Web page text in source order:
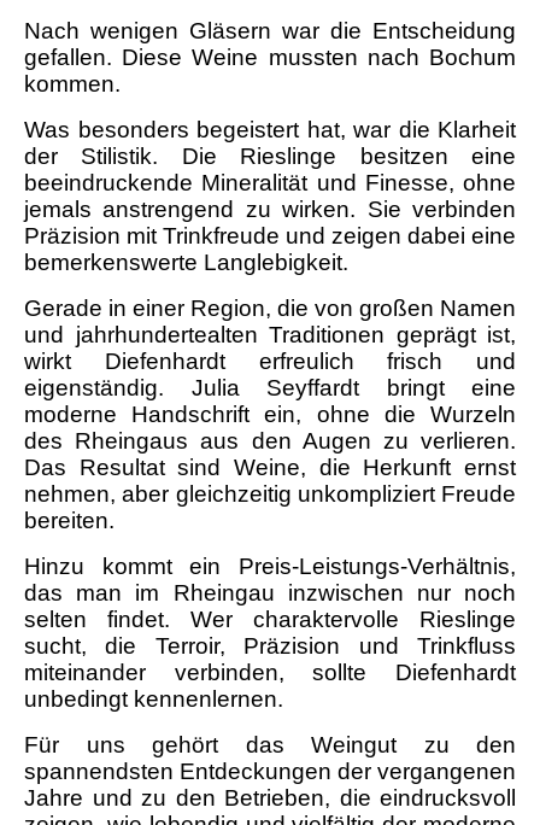
Nach wenigen Gläsern war die Entscheidung
gefallen. Diese Weine mussten nach Bochum
kommen.
Was besonders begeistert hat, war die Klarheit
der Stilistik. Die Rieslinge besitzen eine
beeindruckende Mineralität und Finesse, ohne
jemals anstrengend zu wirken. Sie verbinden
Präzision mit Trinkfreude und zeigen dabei eine
bemerkenswerte Langlebigkeit.
Gerade in einer Region, die von großen Namen
und jahrhundertealten Traditionen geprägt ist,
wirkt Diefenhardt erfreulich frisch und
eigenständig. Julia Seyffardt bringt eine
moderne Handschrift ein, ohne die Wurzeln
des Rheingaus aus den Augen zu verlieren.
Das Resultat sind Weine, die Herkunft ernst
nehmen, aber gleichzeitig unkompliziert Freude
bereiten.
Hinzu kommt ein Preis-Leistungs-Verhältnis,
das man im Rheingau inzwischen nur noch
selten findet. Wer charaktervolle Rieslinge
sucht, die Terroir, Präzision und Trinkfluss
miteinander verbinden, sollte Diefenhardt
unbedingt kennenlernen.
Für uns gehört das Weingut zu den
spannendsten Entdeckungen der vergangenen
Jahre und zu den Betrieben, die eindrucksvoll